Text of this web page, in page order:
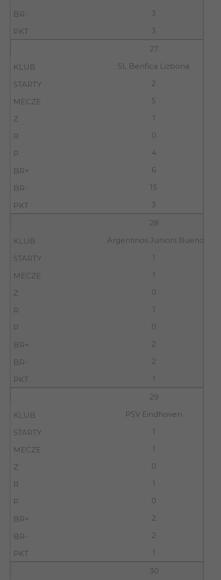
3
3
27
SL Benfica Lizbona
2
5
1
0
4
6
15
3
28
Argentinos Juniors Buenos
1
1
0
1
0
2
2
1
29
PSV Eindhoven
1
1
0
1
0
2
2
1
30